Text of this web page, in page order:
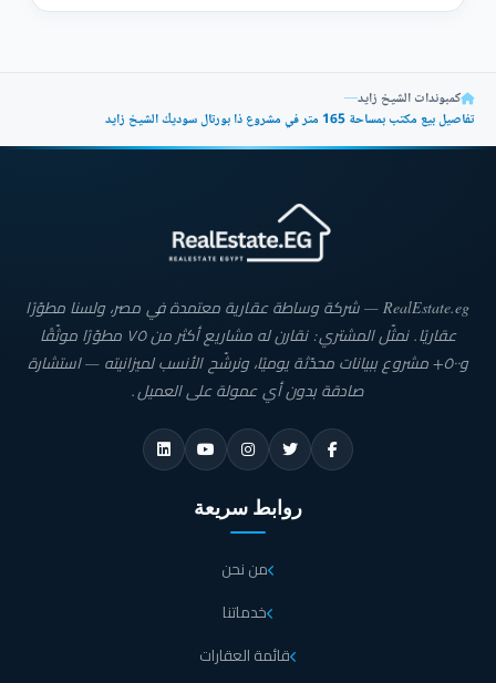
كمبوندات الشيخ زايد—
تفاصيل بيع مكتب بمساحة 165 متر في مشروع ذا بورتال سوديك الشيخ زايد
RealEstate.eg — شركة وساطة عقارية معتمدة في مصر، ولسنا مطوّرًا
عقاريًا. نمثّل المشتري: نقارن له مشاريع أكثر من ٧٥ مطوّرًا موثّقًا
و٥٠٠+ مشروع ببيانات محدّثة يوميًا، ونرشّح الأنسب لميزانيته — استشارة
صادقة بدون أي عمولة على العميل.
روابط سريعة
من نحن
خدماتنا
قائمة العقارات